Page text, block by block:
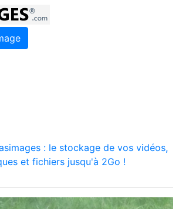
: le stockage de vos vidéos,
et fichiers jusqu'à 2Go !